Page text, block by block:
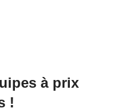
à prix
!